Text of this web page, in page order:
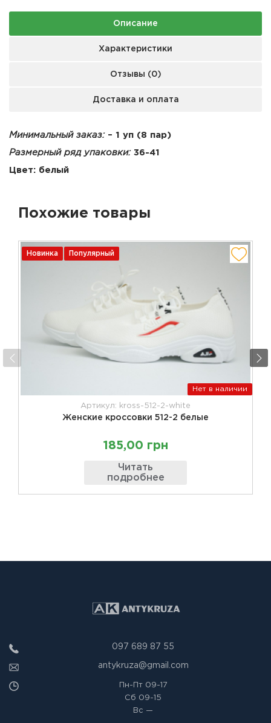
Описание
Характеристики
Отзывы (0)
Доставка и оплата
Минимальный заказ:– 1 уп (8 пар)
Размерный ряд упаковки: 36-41
Цвет: белый
Похожие товары
Новинка Популярный
Нет в наличии
Артикул: kross-512-2-white
Женские кроссовки 512-2 белые
185,00 грн
Читать
подробнее
097 689 87 55
antykruza@gmail.com
Пн-Пт09-17
Сб 09-15
Вс —